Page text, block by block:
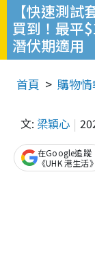
【快速測
買到！最平
潛伏期適用
首頁 購物情
文: 梁穎心
在Google追蹤
《UHK 港生活》